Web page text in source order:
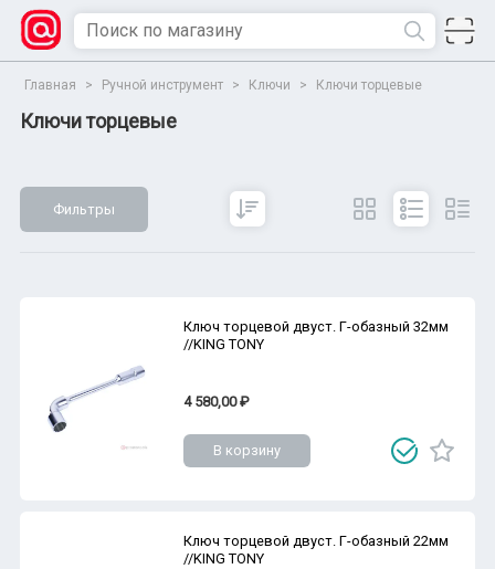
Главная > Ручной инструмент > Ключи > Ключи торцевые
Ключи торцевые
Фильтры
Ключ торцевой двуст. Г-обазный 32мм
//KING TONY
4 580,00 ₽
В корзину
Ключ торцевой двуст. Г-обазный 22мм
//KING TONY